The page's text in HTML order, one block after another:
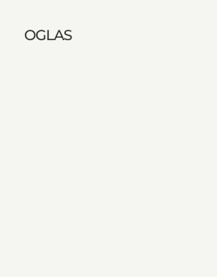
OGLAS